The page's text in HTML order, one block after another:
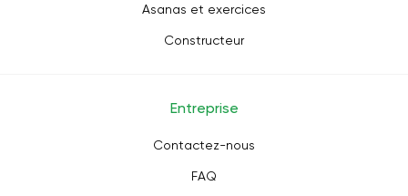
Asanas et exercices
Constructeur
Entreprise
Contactez-nous
FAQ